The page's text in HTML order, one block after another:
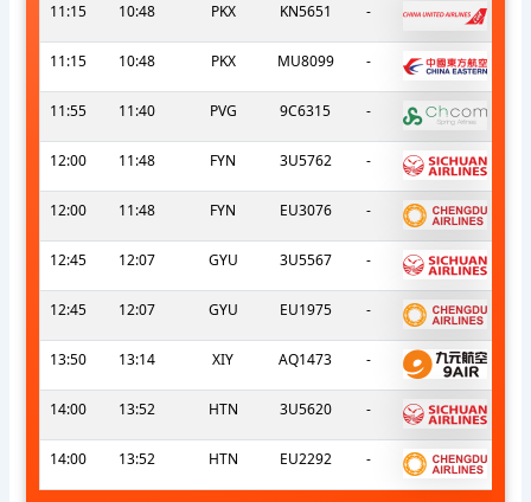
11:15
10:48 PKX KN5651 -
11:15 10:48 PKX MU8099 -
11:55 11:40 PVG 9C6315 -
12:00 11:48 FYN 3U5762 -
12:00 11:48 FYN EU3076 -
12:45 12:07 GYU 3U5567 -
12:45 12:07 GYU EU1975 -
13:50 13:14 XIY AQ1473 -
14:00 13:52 HTN 3U5620 -
14:00 13:52 HTN EU2292 -